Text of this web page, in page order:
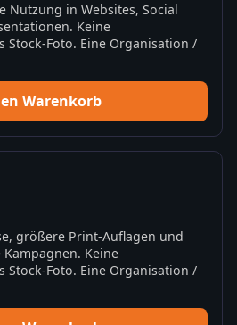
Nutzung in Websites, Social
Keine
Stock-Foto. Eine Organisation /
Warenkorb
größere Print-Auflagen und
Keine
Stock-Foto. Eine Organisation /